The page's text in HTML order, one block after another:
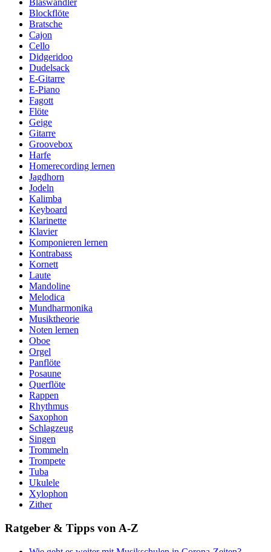
Blaswandler
Blockflöte
Bratsche
Cajon
Cello
Didgeridoo
Dudelsack
E-Gitarre
E-Piano
Fagott
Flöte
Geige
Gitarre
Groovebox
Harfe
Homerecording lernen
Jagdhorn
Jodeln
Kalimba
Keyboard
Klarinette
Klavier
Komponieren lernen
Kontrabass
Kornett
Laute
Mandoline
Melodica
Mundharmonika
Musiktheorie
Noten lernen
Oboe
Orgel
Panflöte
Posaune
Querflöte
Rappen
Rhythmus
Saxophon
Schlagzeug
Singen
Trommeln
Trompete
Tuba
Ukulele
Xylophon
Zither
Ratgeber & Tipps von A-Z